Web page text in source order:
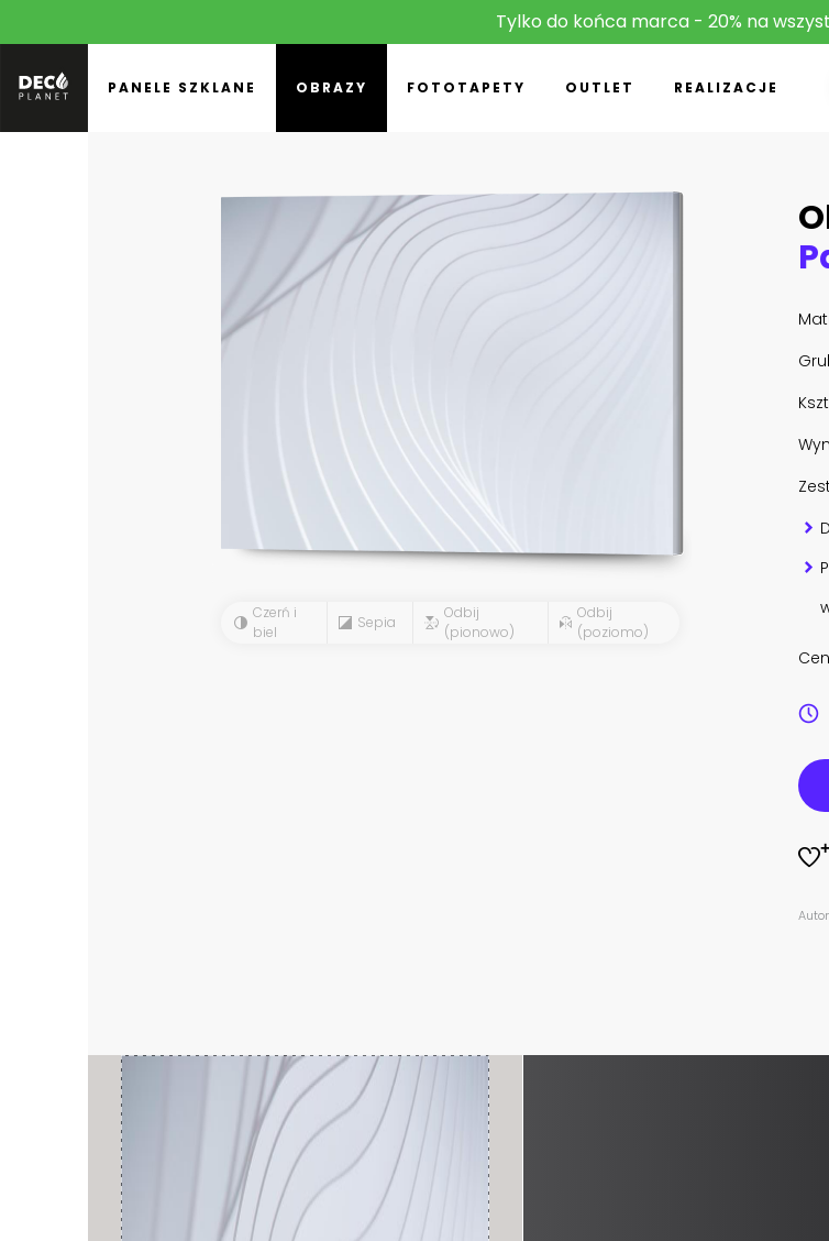
Tylko do końca marca - 20% na
PANELE SZKLANE OBRAZY FOTOTAPETY OUTLET REALIZACJE
Czerń i
biel
Sepia
Odbij
(pionowo)
Odbij
(poziomo)